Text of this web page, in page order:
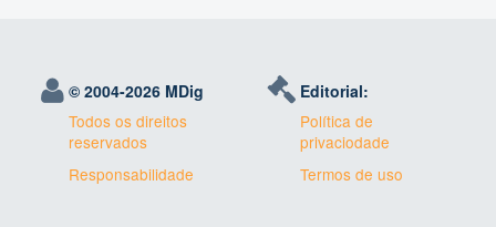
© 2004-2026 MDig
Todos os direitos
reservados
Responsabilidade
Editorial:
Política de
privaciodade
Termos de uso